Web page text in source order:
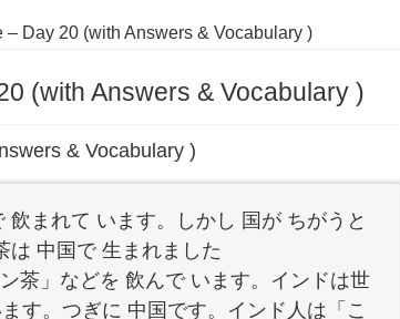
Day 20 (with Answers & Vocabulary )
(with Answers & Vocabulary )
& Vocabulary )
まれて います。しかし 国が ちがうと
は 中国で 生まれました
茶」などを 飲んで います。インドは世
す。つぎに 中国です。インド人は「こ